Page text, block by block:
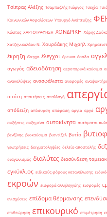
Τσίπρας Αλέξης Τσαμπαζλής Γιώργος Τσεχία
Κοινωνικών Ασφαλίσεων Υπουργό Ανάπτυξης
Κώστας ΧΑΡΤΟΓΡΑΦΗΣΗ ΧΟΝΔΡΙΚΗ Χάρης
Χατζηνικολάου Ν. Χουρδάκης Μιχαήλ
έκρηξη έλεγχο έλεγχοι έρευνα έσοδα
αγωγός αδειοδότηση αεροπορικά καύσιμα
ανακαλύψεις ανασφάλιστα αναφορές
απάτη απαιτήσεις απαλλαγή
απόδειξη απόσυρση απόφαση αργία αργό
αυξήσεις αυξημένα αυτοκίνητα αυτόματοι
βενζίνης βιοκαύσιμα βιοντίζελ βυτίο
γεωτρήσεις δειγματοληψίες δελτίο αποστολής
διαγωνισμός διαλύτες διασύνδεση
εγκύκλιος ειδικούς φόρους κατανάλωσης
εκροών εισφορά αλληλεγγύης εισφορές
ενισχύσεις επίδομα θέρμανσης
επιθεώρηση επικουρικό επιμέτρηση